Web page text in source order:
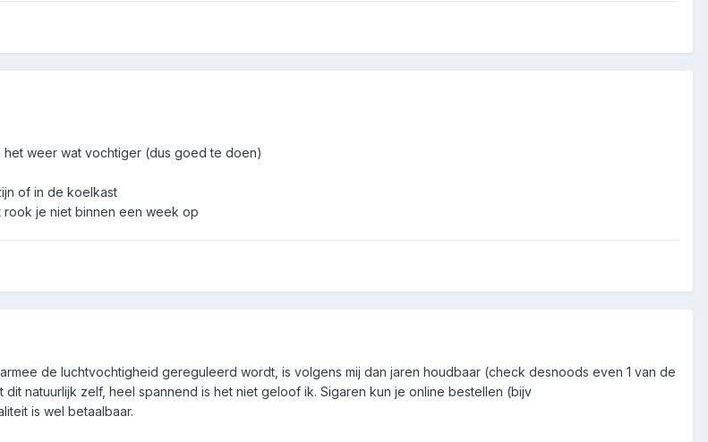
weer wat vochtiger (dus goed te doen)
of in de koelkast
je niet binnen een week op
de luchtvochtigheid gereguleerd wordt, is volgens mij dan jaren houdbaar (check desnoods even 1 van de
natuurlijk zelf, heel spannend is het niet geloof ik. Sigaren kun je online bestellen (bijv
is wel betaalbaar.